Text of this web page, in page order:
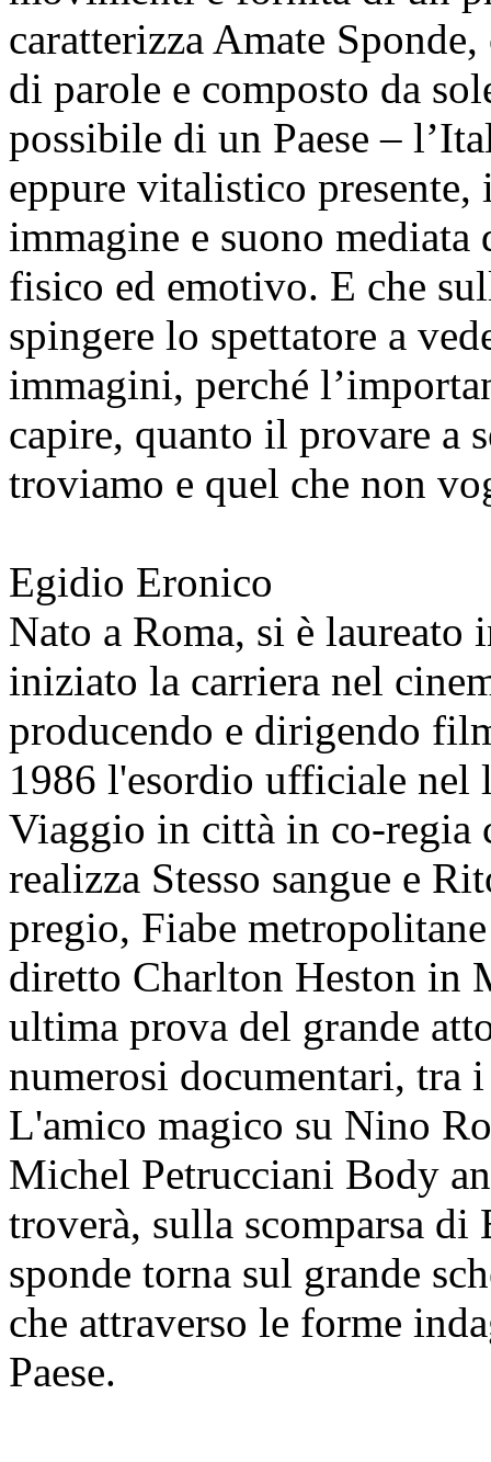
caratterizza Amate
di parole e composto da
possibile di un Paese –
eppure vitalistico
immagine e suono
fisico ed emotivo. E che
spingere lo spettatore a
immagini, perché
capire, quanto il provare a
troviamo e quel che non
Egidio Eronico
Nato a Roma, si è
iniziato la carriera nel
producendo e dirigendo
1986 l'esordio ufficiale
Viaggio in città in co-regia
realizza Stesso sangue e
pregio, Fiabe
diretto Charlton Heston in
ultima prova del grande
numerosi documentari, tra
L'amico magico su Nino
Michel Petrucciani Body
troverà, sulla scomparsa
sponde torna sul grande
che attraverso le forme
Paese.